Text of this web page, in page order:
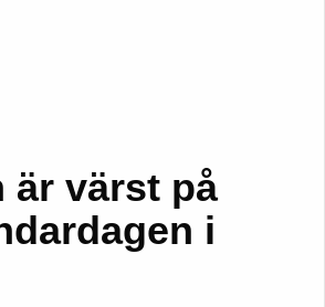
är värst på
i